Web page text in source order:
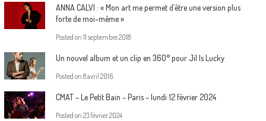
ANNA CALVI : « Mon art me permet d’être une version plus
forte de moi-même »
Posted on 11 septembre 2018
Un nouvel album et un clip en 360° pour Jil Is Lucky
Posted on 8 avril 2016
CMAT – Le Petit Bain – Paris – lundi 12 février 2024
Posted on 23 février 2024